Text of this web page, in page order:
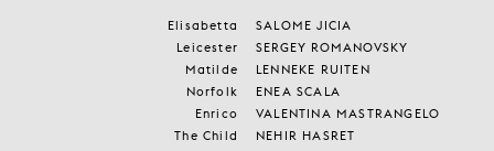
Elisabetta
SALOME JICIA
Leicester
SERGEY ROMANOVSKY
Matilde
LENNEKE RUITEN
Norfolk
ENEA SCALA
Enrico
VALENTINA MASTRANGELO
The Child
NEHIR HASRET